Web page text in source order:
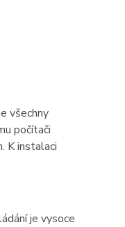
všechny
počítači
K instalaci
je vysoce